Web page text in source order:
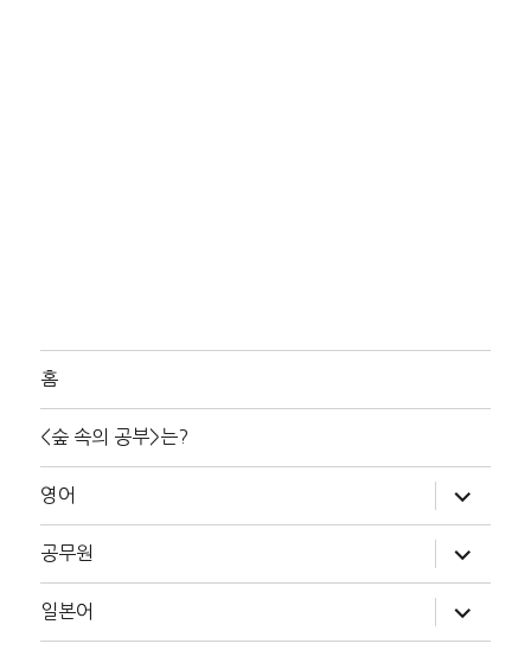
홈
<숲 속의 공부>는?
영어
위
메
확
장
공무원
위
메
확
장
일본어
위
메